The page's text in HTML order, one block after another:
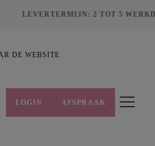
LEVERTERMIJN: 2 TOT 5
DE WEBSITE
LOGIN AFSPRAAK